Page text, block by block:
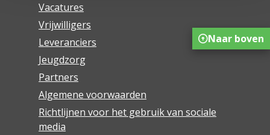
Vacatures
Vrijwilligers
Leveranciers
Jeugdzorg
Partners
Algemene voorwaarden
Richtlijnen voor het gebruik van sociale
media
Naar boven